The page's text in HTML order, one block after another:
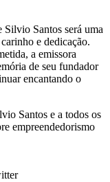
Silvio Santos será uma
e dedicação.
a emissora
de seu fundador
encantando o
Santos e a todos os
empreendedorismo